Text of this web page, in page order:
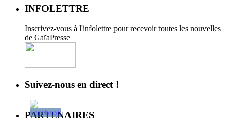
INFOLETTRE
Inscrivez-vous à l'infolettre pour recevoir toutes les nouvelles
de GaïaPresse
Suivez-nous en direct !
PARTENAIRES